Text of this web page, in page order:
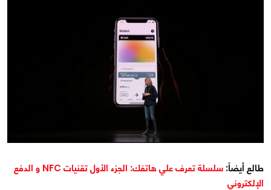
طالع أيضاً:
سلسلة تعرف علي هاتفك: الجزء الأول تقنيات NFC و الدفع
الإلكتروني